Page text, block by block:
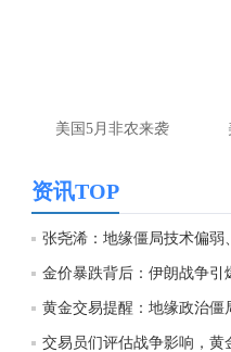
徐文婷：
时指导， 关注老师
http://mp.cnfol.com/user/
匿名网友-中金在线手机网
徐文婷：7美金
美国5月非农来袭
资讯TOP